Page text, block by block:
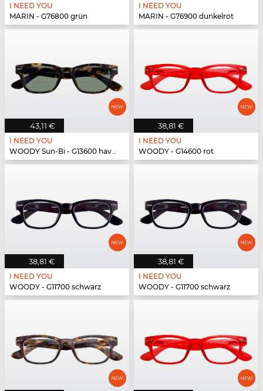
I NEED YOU
MARIN - G76800 grün
I NEED YOU
MARIN - G76900 dunkelrot
43,11 €
I NEED YOU
WOODY Sun-Bi - G13600 havanna
38,81 €
I NEED YOU
WOODY - G14600 rot
38,81 €
I NEED YOU
WOODY - G11700 schwarz
38,81 €
I NEED YOU
WOODY - G11700 schwarz